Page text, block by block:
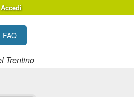
Accedi
Trentino
FAQ